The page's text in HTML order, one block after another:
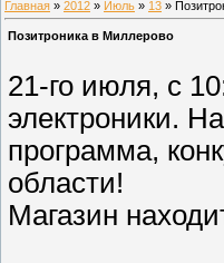
Главная » 2012 » Июль » 13 »
Позитроника в Миллерово
21-го июля, с
электроники.
программа,
области!
Магазин